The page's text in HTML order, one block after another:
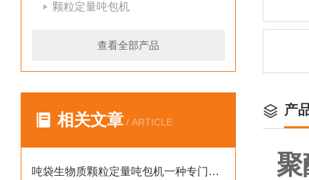
颗粒定量吨包机
查看全部产品
相关文章 / ARTICLE
吨袋生物质颗粒定量吨包机一种专门用于吨袋设备
产
聚